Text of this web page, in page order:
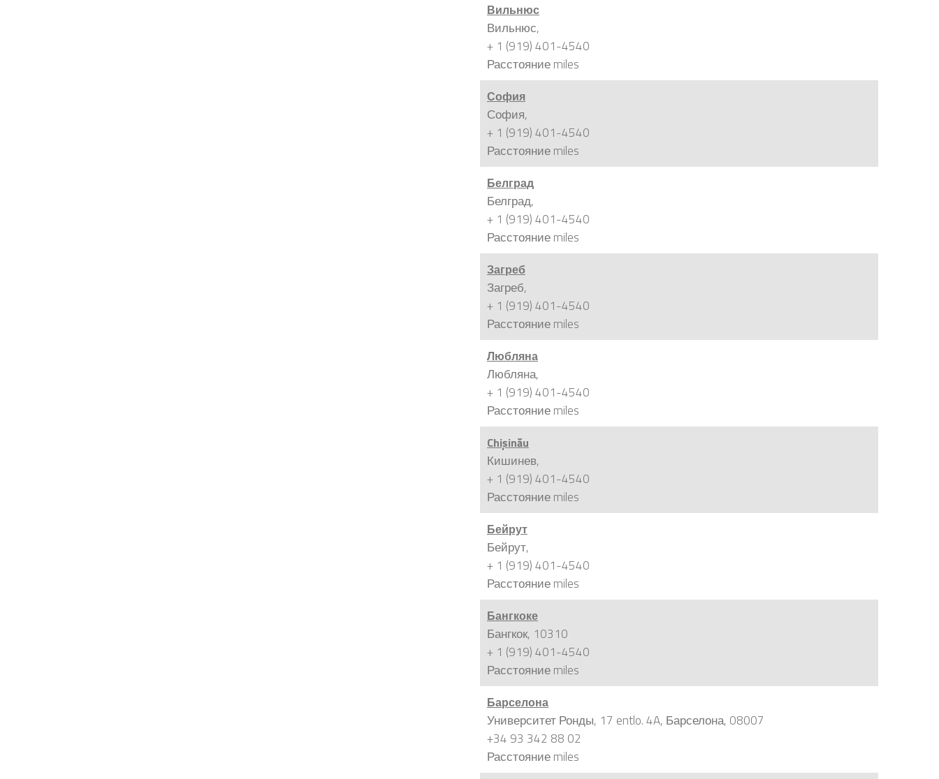
Вильнюс
Вильнюс,
+ 1 (919) 401-4540
Расстояниеmiles
София
София,
+ 1 (919) 401-4540
Расстояниеmiles
Белград
Белград,
+ 1 (919) 401-4540
Расстояниеmiles
Загреб
Загреб,
+ 1 (919) 401-4540
Расстояниеmiles
Любляна
Любляна,
+ 1 (919) 401-4540
Расстояниеmiles
Chișinău
Кишинев,
+ 1 (919) 401-4540
Расстояниеmiles
Бейрут
Бейрут,
+ 1 (919) 401-4540
Расстояниеmiles
Бангкоке
Бангкок, 10310
+ 1 (919) 401-4540
Расстояниеmiles
Барселона
Университет Ронды, 17 entlo. 4A, Барселона, 08007
+34 93 342 88 02
Расстояниеmiles